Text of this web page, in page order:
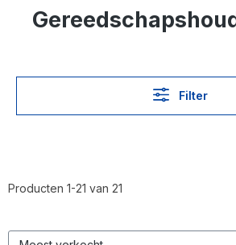
Filter
Producten 1-21 van 21